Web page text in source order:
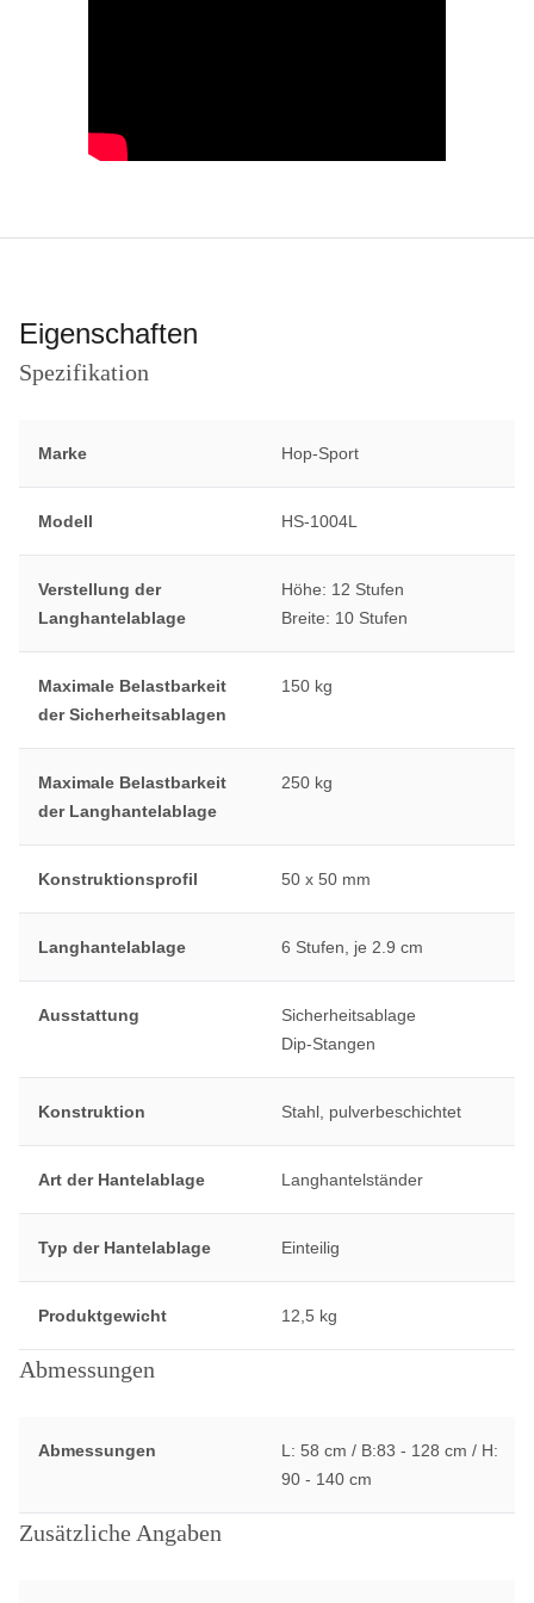
Eigenschaften
Spezifikation
Marke Hop-Sport
Modell HS-1004L
Verstellung der
Langhantelablage
Höhe: 12 Stufen
Breite: 10 Stufen
Maximale Belastbarkeit
der Sicherheitsablagen
150 kg
Maximale Belastbarkeit
der Langhantelablage
250 kg
Konstruktionsprofil 50 x 50 mm
Langhantelablage 6 Stufen, je 2.9 cm
Ausstattung
Sicherheitsablage
Dip-Stangen
Konstruktion Stahl, pulverbeschichtet
Art der Hantelablage Langhantelständer
Typ der Hantelablage Einteilig
Produktgewicht 12,5 kg
Abmessungen
Abmessungen
L: 58 cm / B:83 - 128 cm / H:
90 - 140 cm
Zusätzliche Angaben